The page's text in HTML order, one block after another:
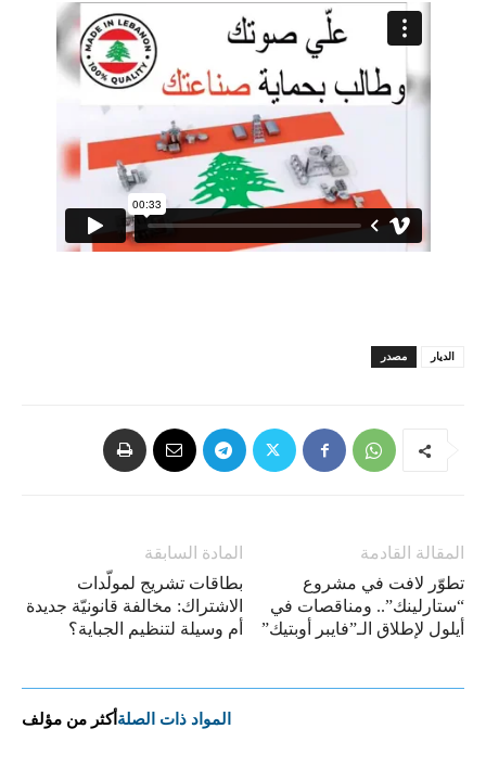
مصدر الديار
المادة السابقة
بطاقات تشريج لمولّدات
الاشتراك: مخالفة قانونيّة جديدة
أم وسيلة لتنظيم الجباية؟
المقالة القادمة
تطوّر لافت في مشروع
“ستارلينك”.. ومناقصات في
أيلول لإطلاق الـ”فايبر أوبتيك”
المواد ذات الصلة أكثر من مؤلف